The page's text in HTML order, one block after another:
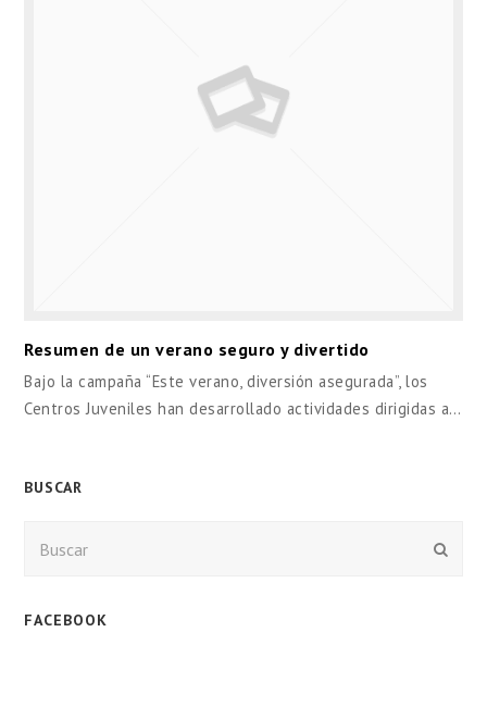
Resumen de un verano seguro y divertido
Bajo la campaña “Este verano, diversión asegurada”, los
Centros Juveniles han desarrollado actividades dirigidas a…
BUSCAR
FACEBOOK